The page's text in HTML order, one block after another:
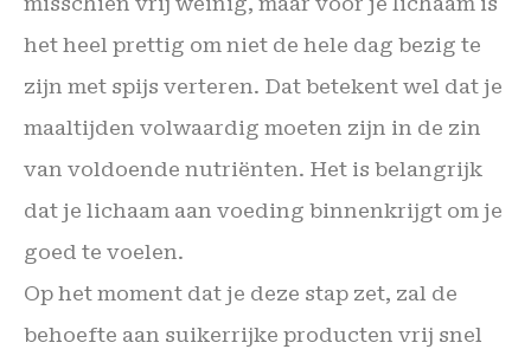
het heel prettig om niet de hele dag bezig te
zijn met spijs verteren. Dat betekent wel dat je
maaltijden volwaardig moeten zijn in de zin
van voldoende nutriënten. Het is belangrijk
dat je lichaam aan voeding binnenkrijgt om je
goed te voelen.
Op het moment dat je deze stap zet, zal de
behoefte aan suikerrijke producten vrij snel